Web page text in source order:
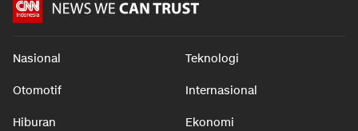
Nasional Teknologi
Otomotif Internasional
Hiburan Ekonomi